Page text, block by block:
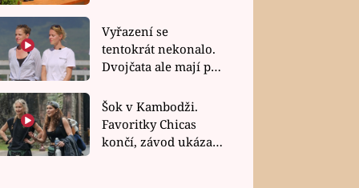
rychlé recepty
Vyřazení se
tentokrát nekonalo.
Dvojčata ale mají po
závodu nůž na krku
Šok v Kambodži.
Favoritky Chicas
končí, závod ukázal